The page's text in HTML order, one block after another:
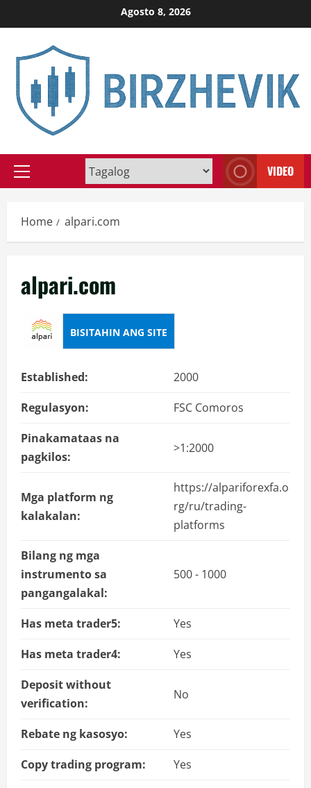
to
Agosto 8, 2026
Primary
VIDEO
Home alpari.com
alpari.com
BISITAHIN ANG SITE
Established:
2000
Regulasyon:
FSC Comoros
Pinakamataas na
pagkilos:
>1:2000
Mga platform ng
kalakalan:
https://alpariforexfa.o
rg/ru/trading-
platforms
Bilang ng mga
instrumento sa
pangangalakal:
500 - 1000
Has meta trader5:
Yes
Has meta trader4:
Yes
Deposit without
verification:
No
Rebate ng kasosyo:
Yes
Copy trading program:
Yes